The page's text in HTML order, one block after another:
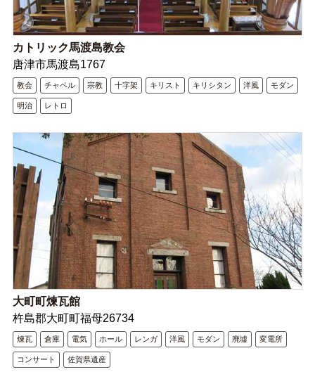
カトリック馬渡島教会
唐津市馬渡島1767
教会 チャペル 宗教 十字架 キリスト キリシタン 洋風 モダン
明治 レトロ
大町町煉瓦館
杵島郡大町町福母26734
煉瓦 倉庫 電気 ホール レンガ 洋風 モダン 廃墟 変電所
コンサート 佐賀県遺産